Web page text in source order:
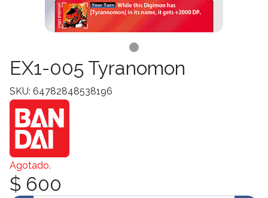
EX1-005 Tyranomon
SKU: 64782848538196
Agotado.
$ 600